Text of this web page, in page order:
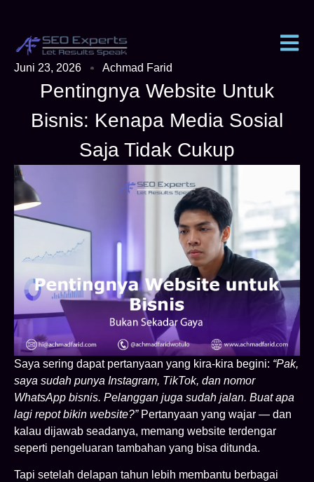
Juni 23, 2026 Achmad Farid
Pentingnya Website Untuk
Bisnis: Kenapa Media Sosial
Saja Tidak Cukup
Saya sering dapat pertanyaan yang kira-kira begini: “Pak,
saya sudah punya Instagram, TikTok, dan nomor
WhatsApp bisnis. Pelanggan juga sudah jalan. Buat apa
lagi repot bikin website?”Pertanyaan yang wajar — dan
kalau dijawab seadanya, memang website terdengar
seperti pengeluaran tambahan yang bisa ditunda.
Tapi setelah delapan tahun lebih membantu berbagai